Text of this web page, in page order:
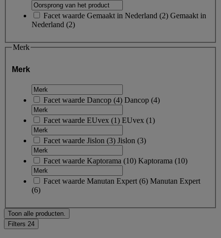
Facet waarde Gemaakt in Nederland (2) Gemaakt in
Nederland (2)
Merk
Merk
Facet waarde Dancop (4) Dancop (4)
Facet waarde EUvex (1) EUvex (1)
Facet waarde Jislon (3) Jislon (3)
Facet waarde Kaptorama (10) Kaptorama (10)
Facet waarde Manutan Expert (6) Manutan Expert
(6)
Toon alle producten.
Filters 24